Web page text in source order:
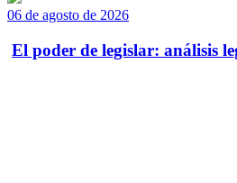
06 de agosto de 2026
El poder de legislar: análisis